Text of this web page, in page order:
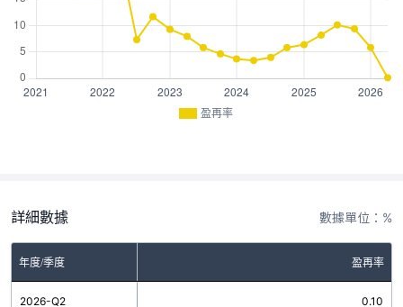
盈再率
詳細數據 數據單位：%
年度/季度 盈再率
2026-Q2 0.10